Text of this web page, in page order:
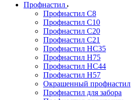
Профнастил
Профнастил С8
Профнастил С10
Профнастил С20
Профнастил С21
Профнастил НС35
Профнастил Н75
Профнастил HC44
Профнастил Н57
Окрашенный профнастил
Профнастил для забора